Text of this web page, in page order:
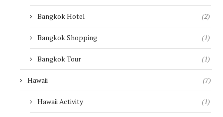
Bangkok Hotel (2)
Bangkok Shopping (1)
Bangkok Tour (1)
Hawaii (7)
Hawaii Activity (1)